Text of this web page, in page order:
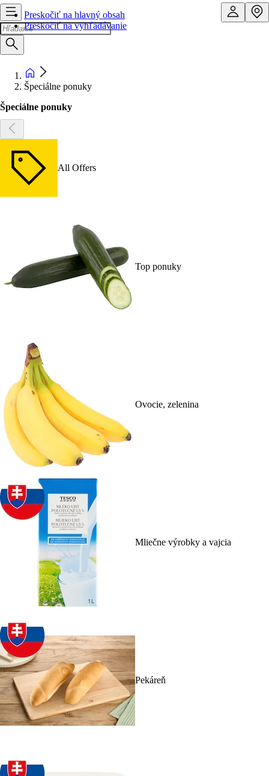
Preskočiť na hlavný obsah
Preskočiť na vyhľadávanie
Špeciálne ponuky
Špeciálne ponuky
All Offers
Top ponuky
Ovocie, zelenina
Mliečne výrobky a vajcia
Pekáreň